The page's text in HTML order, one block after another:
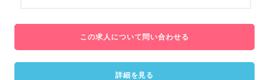
この求人について問い合わせる
詳細を見る